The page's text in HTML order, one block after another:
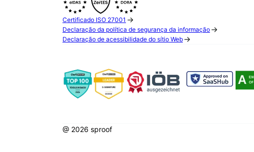
Certificado ISO 27001
Declaração da política de segurança da informação
Declaração de acessibilidade do sítio Web
@ 2026 sproof